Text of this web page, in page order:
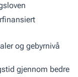
og gebyrnivå
gjennom bedre